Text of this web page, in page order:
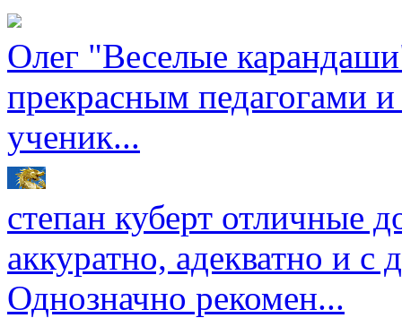
Олег "Веселые
прекрасным педагогами
ученик...
степан куберт отличные
аккуратно, адекватно и
Однозначно рекомен...